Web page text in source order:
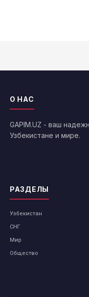
О НАС
GAPIM.UZ - ваш
Узбекистане и мире.
РАЗДЕЛЫ
Узбекистан
СНГ
Мир
Общество